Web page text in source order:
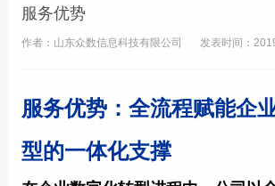
服务优势
作者：山东众数信息科技有限公司 发表时间：
服务优势：全流程赋能企
型的一体化支撑